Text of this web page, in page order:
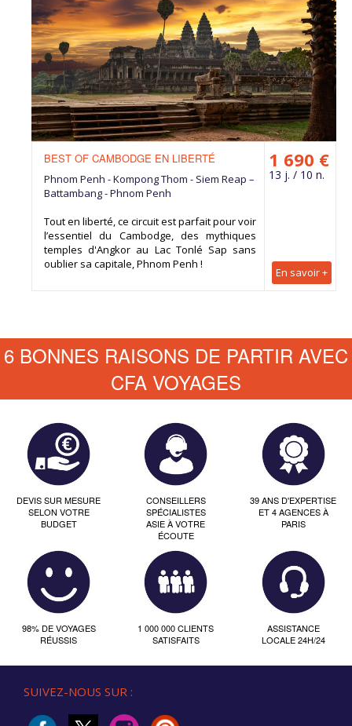
1 690 €
13 j. / 10 n.
En savoir +
BEST OF CAMBODGE EN LIBERTÉ
Phnom Penh - Kompong Thom - Siem Reap –
Battambang - Phnom Penh
Tout en liberté, ce circuit est parfait pour voir
l’essentiel du Cambodge, des mythiques
temples d'Angkor au Lac Tonlé Sap sans
oublier sa capitale, Phnom Penh !
6 BONNES RAISONS DE PARTIR AVEC
CFA VOYAGES
DEVIS SUR MESURE
SELON VOTRE
BUDGET
CONSEILLERS
SPÉCIALISTES
ASIE À VOTRE
ÉCOUTE
39 ANS D'EXPERTISE
ET 4 AGENCES À
PARIS
98% DE VOYAGES
RÉUSSIS
1 000 000 CLIENTS
SATISFAITS
ASSISTANCE
LOCALE 24H/24
SUIVEZ-NOUS SUR :